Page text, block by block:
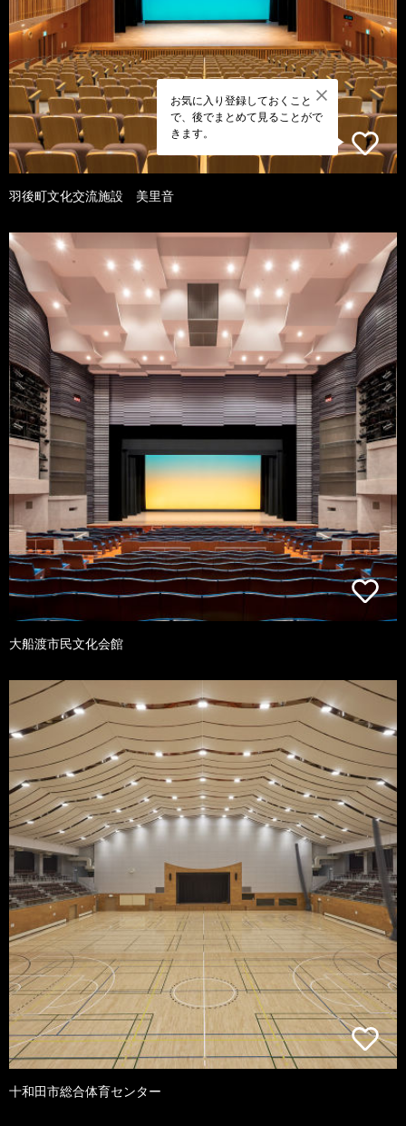
お気に入り登録しておくこと
で、後でまとめて見ることがで
きます。
羽後町文化交流施設 美里音
大船渡市民文化会館
十和田市総合体育センター